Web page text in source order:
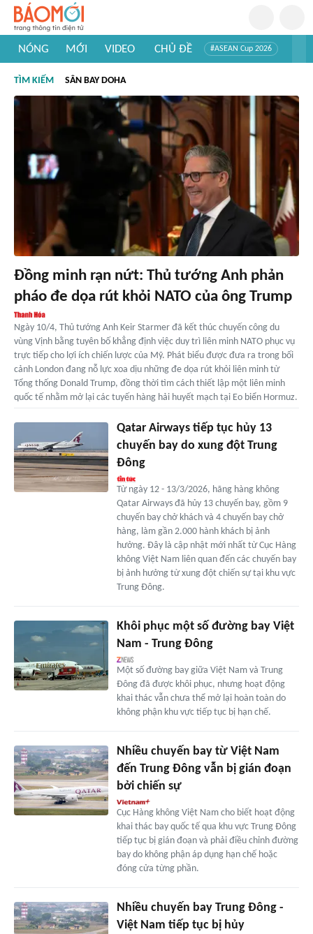
NÓNG MỚI VIDEO CHỦ ĐỀ #ASEAN Cup 2026
#Khám phá thế giới
TÌM KIẾM SÂN BAY DOHA
Đồng minh rạn nứt: Thủ tướng Anh phản
pháo đe dọa rút khỏi NATO của ông Trump
Ngày 10/4, Thủ tướng Anh Keir Starmer đã kết thúc chuyến công du
vùng Vịnh bằng tuyên bố khẳng định việc duy trì liên minh NATO phục vụ
trực tiếp cho lợi ích chiến lược của Mỹ. Phát biểu được đưa ra trong bối
cảnh London đang nỗ lực xoa dịu những đe dọa rút khỏi liên minh từ
Tổng thống Donald Trump, đồng thời tìm cách thiết lập một liên minh
quốc tế nhằm mở lại các tuyến hàng hải huyết mạch tại Eo biển Hormuz.
Qatar Airways tiếp tục hủy 13
chuyến bay do xung đột Trung
Đông
Từ ngày 12 - 13/3/2026, hãng hàng không
Qatar Airways đã hủy 13 chuyến bay, gồm 9
chuyến bay chở khách và 4 chuyến bay chở
hàng, làm gần 2.000 hành khách bị ảnh
hưởng. Đây là cập nhật mới nhất từ Cục Hàng
không Việt Nam liên quan đến các chuyến bay
bị ảnh hưởng từ xung đột chiến sự tại khu vực
Trung Đông.
Khôi phục một số đường bay Việt
Nam - Trung Đông
Một số đường bay giữa Việt Nam và Trung
Đông đã được khôi phục, nhưng hoạt động
khai thác vẫn chưa thể mở lại hoàn toàn do
không phận khu vực tiếp tục bị hạn chế.
Nhiều chuyến bay từ Việt Nam
đến Trung Đông vẫn bị gián đoạn
bởi chiến sự
Cục Hàng không Việt Nam cho biết hoạt động
khai thác bay quốc tế qua khu vực Trung Đông
tiếp tục bị gián đoạn và phải điều chỉnh đường
bay do không phận áp dụng hạn chế hoặc
đóng cửa từng phần.
Nhiều chuyến bay Trung Đông -
Việt Nam tiếp tục bị hủy